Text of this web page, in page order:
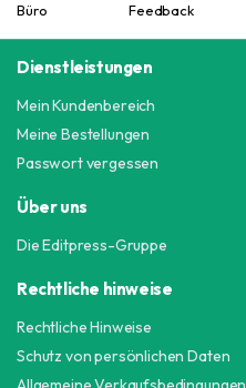
Büro
Feedback
Dienstleistungen
Mein Kundenbereich
Meine Bestellungen
Passwort vergessen
Über uns
Die Editpress-Gruppe
Rechtliche hinweise
Rechtliche Hinweise
Schutz von persönlichen Daten